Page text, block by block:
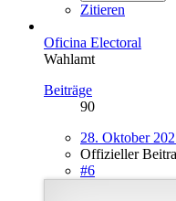
Zitieren
Oficina Electoral
Wahlamt
Beiträge
90
28. Oktober
Offizieller
#6